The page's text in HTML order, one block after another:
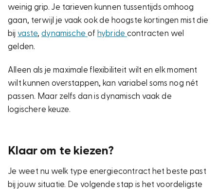
weinig grip. Je tarieven kunnen tussentijds omhoog
gaan, terwijl je vaak ook de hoogste kortingen mist die
bij vaste,dynamische of hybride contracten wel
gelden.
Alleen als je maximale flexibiliteit wilt en elk moment
wilt kunnen overstappen, kan variabel soms nog nét
passen. Maar zelfs dan is dynamisch vaak de
logischere keuze.
Klaar om te kiezen?
Je weet nu welk type energiecontract het beste past
bij jouw situatie. De volgende stap is het voordeligste